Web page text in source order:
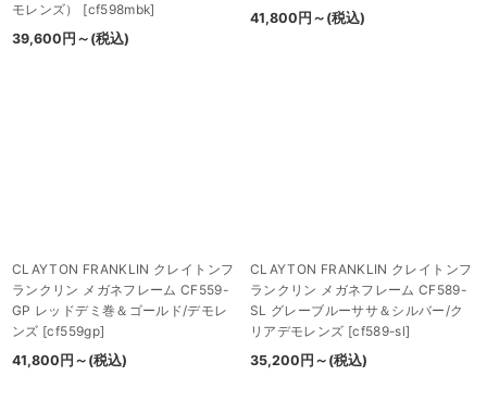
モレンズ）
[cf598mbk]
39,600 円 ～ (税込)
41,800 円 ～ (税込)
CLAYTON FRANKLIN クレイトンフ
ランクリン メガネフレーム CF559-
GP レッドデミ巻＆ゴールド/デモレ
ンズ [cf559gp]
41,800 円 ～ (税込)
CLAYTON FRANKLIN クレイトンフ
ランクリン メガネフレーム CF589-
SL グレーブルーササ＆シルバー/ク
リアデモレンズ [cf589-sl]
35,200 円 ～ (税込)